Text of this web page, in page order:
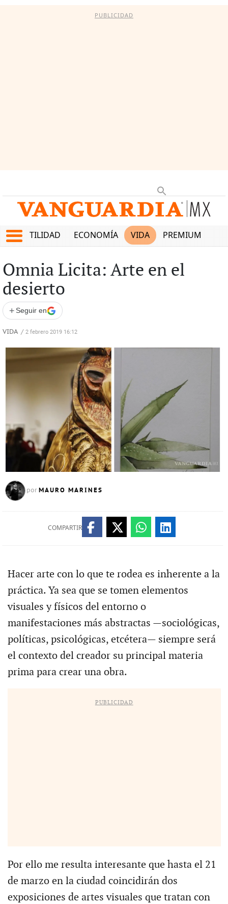
PUBLICIDAD
UTILIDAD ECONOMÍA VIDA PREMIUM
Omnia Licita: Arte en el
desierto
+ Seguir en
VIDA / 2 febrero 2019 16:12
por MAURO MARINES
COMPARTIR
Hacer arte con lo que te rodea es inherente a la
práctica. Ya sea que se tomen elementos
visuales y físicos del entorno o
manifestaciones más abstractas —sociológicas,
políticas, psicológicas, etcétera— siempre será
el contexto del creador su principal materia
prima para crear una obra.
PUBLICIDAD
Por ello me resulta interesante que hasta el 21
de marzo en la ciudad coincidirán dos
exposiciones de artes visuales que tratan con